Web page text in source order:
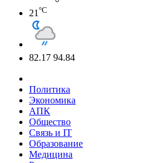
21 °C
82.17 94.84
Политика
Экономика
АПК
Общество
Связь и IT
Образование
Медицина